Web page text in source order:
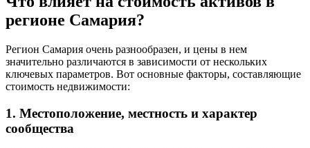
регионе Самария?
Регион Самария очень разнообразен, и цены в нем
значительно различаются в зависимости от нескольких
ключевых параметров. Вот основные факторы, составляющие
стоимость недвижимости:
1. Местоположение, местность и характер
сообщества